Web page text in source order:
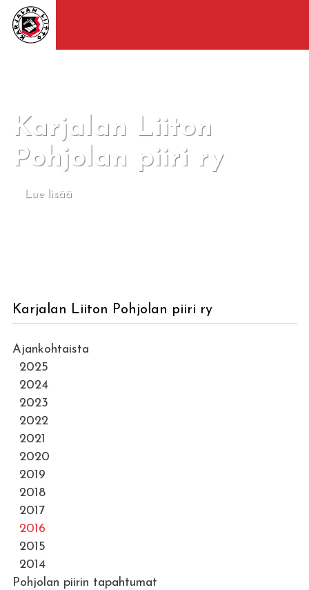
Karjalan Liiton
Pohjolan piiri ry
Lue lisää
Karjalan Liiton Pohjolan piiri ry
Ajankohtaista
2025
2024
2023
2022
2021
2020
2019
2018
2017
2016
2015
2014
Pohjolan piirin tapahtumat